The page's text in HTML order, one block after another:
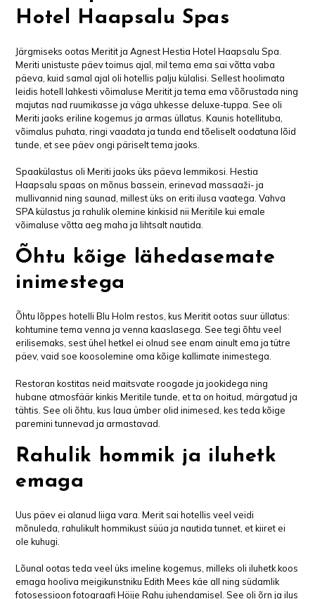
Hotel Haapsalu Spas
Järgmiseks ootas Meritit ja Agnest Hestia Hotel Haapsalu Spa.
Meriti unistuste päev toimus ajal, mil tema ema sai võtta vaba
päeva, kuid samal ajal oli hotellis palju külalisi. Sellest hoolimata
leidis hotell lahkesti võimaluse Meritit ja tema ema võõrustada ning
majutas nad ruumikasse ja väga uhkesse deluxe-tuppa. See oli
Meriti jaoks eriline kogemus ja armas üllatus. Kaunis hotellituba,
võimalus puhata, ringi vaadata ja tunda end tõeliselt oodatuna lõid
tunde, et see päev ongi päriselt tema jaoks.
Spaakülastus oli Meriti jaoks üks päeva lemmikosi. Hestia
Haapsalu spaas on mõnus bassein, erinevad massaaži- ja
mullivannid ning saunad, millest üks on eriti ilusa vaatega. Vahva
SPA külastus ja rahulik olemine kinkisid nii Meritile kui emale
võimaluse võtta aeg maha ja lihtsalt nautida.
Õhtu kõige lähedasemate
inimestega
Õhtu lõppes hotelli Blu Holm restos, kus Meritit ootas suur üllatus:
kohtumine tema venna ja venna kaaslasega. See tegi õhtu veel
erilisemaks, sest ühel hetkel ei olnud see enam ainult ema ja tütre
päev, vaid soe koosolemine oma kõige kallimate inimestega.
Restoran kostitas neid maitsvate roogade ja jookidega ning
hubane atmosfäär kinkis Meritile tunde, et ta on hoitud, märgatud ja
tähtis. See oli õhtu, kus laua ümber olid inimesed, kes teda kõige
paremini tunnevad ja armastavad.
Rahulik hommik ja iluhetk
emaga
Uus päev ei alanud liiga vara. Merit sai hotellis veel veidi
mõnuleda, rahulikult hommikust süüa ja nautida tunnet, et kiiret ei
ole kuhugi.
Lõunal ootas teda veel üks imeline kogemus, milleks oli iluhetk koos
emaga hooliva meigikunstniku Edith Mees käe all ning südamlik
fotosessioon fotograafi Höije Rahu juhendamisel. See oli õrn ja ilus